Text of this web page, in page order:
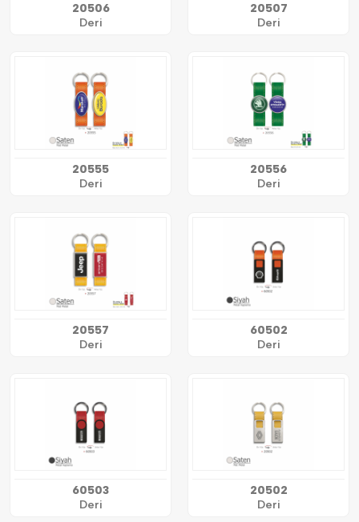
20506
Deri
20507
Deri
20555
Deri
20556
Deri
20557
Deri
60502
Deri
60503
Deri
20502
Deri